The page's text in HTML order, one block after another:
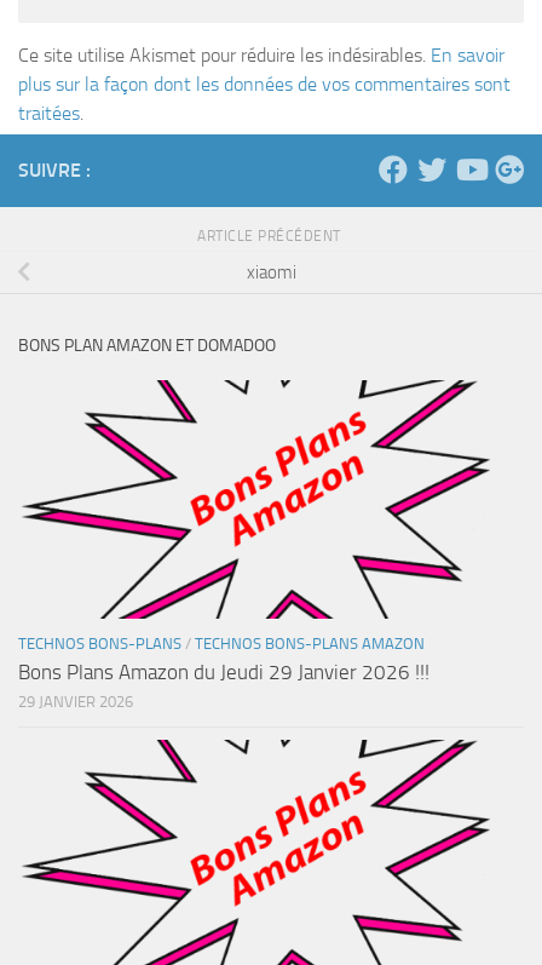
Ce site utilise Akismet pour réduire les indésirables. En savoir
plus sur la façon dont les données de vos commentaires sont
traitées.
SUIVRE :
ARTICLE PRÉCÉDENT
xiaomi
BONS PLAN AMAZON ET DOMADOO
TECHNOS BONS-PLANS / TECHNOS BONS-PLANS AMAZON
Bons Plans Amazon du Jeudi 29 Janvier 2026 !!!
29 JANVIER 2026